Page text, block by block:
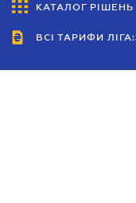
КАТАЛОГ РІШЕНЬ
ВСІ ТАРИФИ